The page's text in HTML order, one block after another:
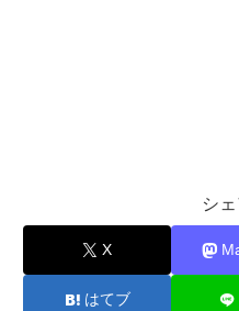
シ
X
はてブ